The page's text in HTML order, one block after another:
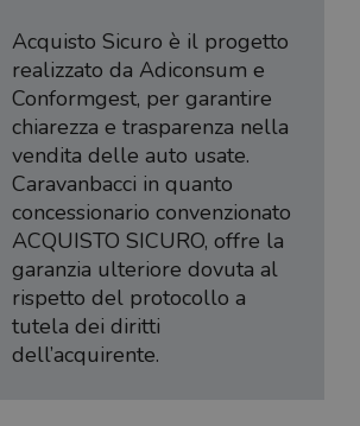
Acquisto Sicuro è il progetto
realizzato da Adiconsum e
Conformgest, per garantire
chiarezza e trasparenza nella
vendita delle auto usate.
Caravanbacci in quanto
concessionario convenzionato
ACQUISTO SICURO, offre la
garanzia ulteriore dovuta al
rispetto del protocollo a
tutela dei diritti
dell’acquirente.